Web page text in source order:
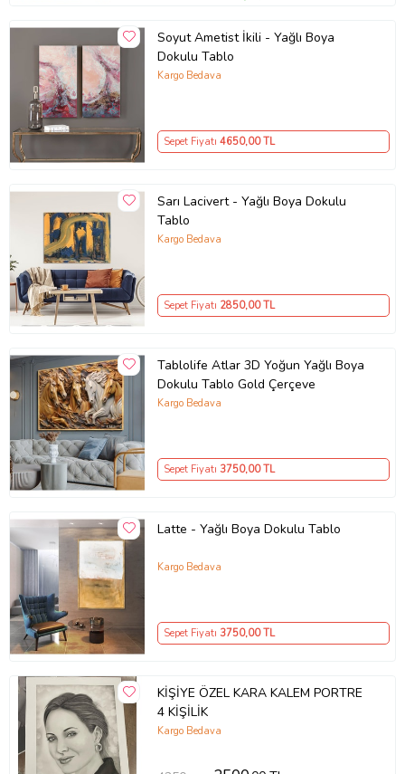
Soyut Ametist İkili - Yağlı Boya
Dokulu Tablo
Kargo Bedava
Sepet Fiyatı 4650,00 TL
Sarı Lacivert - Yağlı Boya Dokulu
Tablo
Kargo Bedava
Sepet Fiyatı 2850,00 TL
Tablolife Atlar 3D Yoğun Yağlı Boya
Dokulu Tablo Gold Çerçeve
Kargo Bedava
Sepet Fiyatı 3750,00 TL
Latte - Yağlı Boya Dokulu Tablo
Kargo Bedava
Sepet Fiyatı 3750,00 TL
KİŞİYE ÖZEL KARA KALEM PORTRE
4 KİŞİLİK
Kargo Bedava